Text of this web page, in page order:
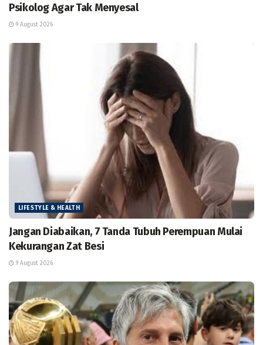
Psikolog Agar Tak Menyesal
9 August 2026
LIFESTYLE & HEALTH
Jangan Diabaikan, 7 Tanda Tubuh Perempuan Mulai
Kekurangan Zat Besi
9 August 2026